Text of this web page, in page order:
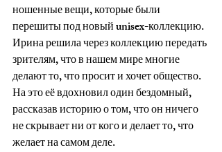
ношенные вещи, которые были
перешиты под новый unisex-коллекцию.
Ирина решила через коллекцию передать
зрителям, что в нашем мире многие
делают то, что просит и хочет общество.
На это её вдохновил один бездомный,
рассказав историю о том, что он ничего
не скрывает ни от кого и делает то, что
желает на самом деле.